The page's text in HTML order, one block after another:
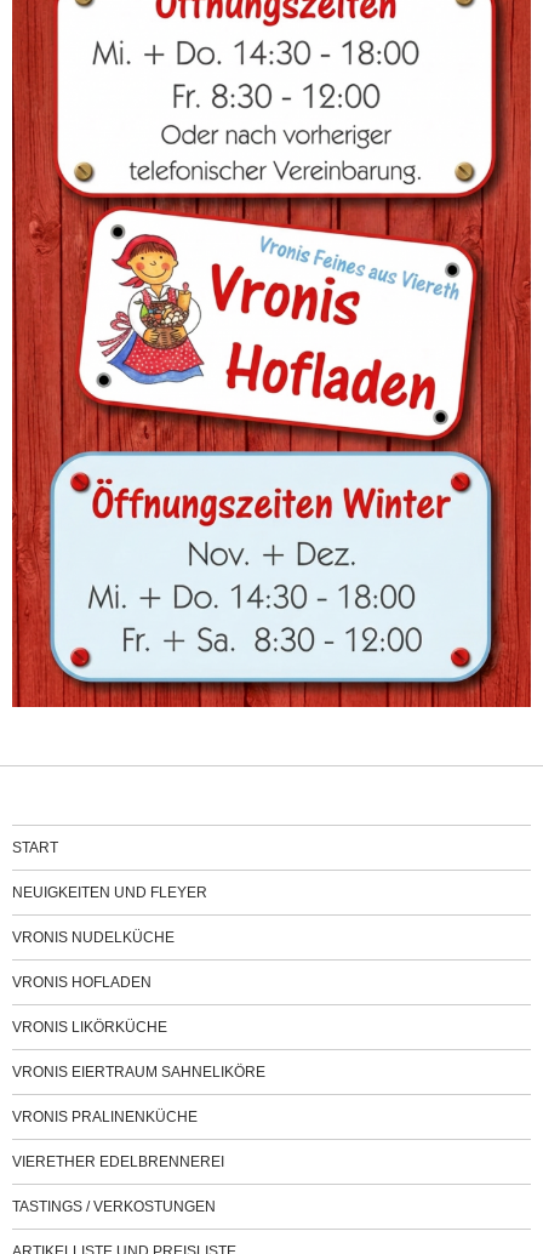
START
NEUIGKEITEN UND FLEYER
VRONIS NUDELKÜCHE
VRONIS HOFLADEN
VRONIS LIKÖRKÜCHE
VRONIS EIERTRAUM SAHNELIKÖRE
VRONIS PRALINENKÜCHE
VIERETHER EDELBRENNEREI
TASTINGS / VERKOSTUNGEN